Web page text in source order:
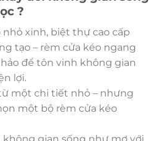
?
nhỏ xinh, biệt thự cao cấp
tạo – rèm cửa kéo ngang
để tôn vinh không gian
lợi.
một chi tiết nhỏ – nhưng
một bộ rèm cửa kéo